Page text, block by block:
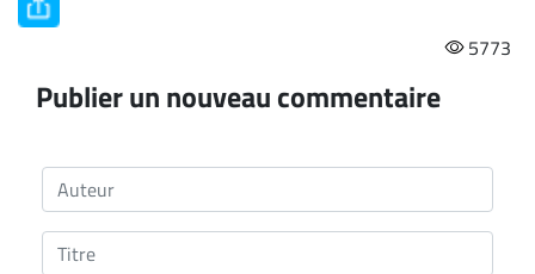
5773
Publier un nouveau commentaire